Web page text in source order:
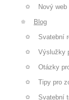
Nový
Blog
Svatební
Výslužky
Otázky
Tipy pro
Svatební